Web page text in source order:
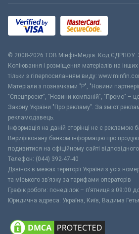
© 2008-2026 ТОВ МiнфiнМедiа. Код ЄДРПОУ:
Копіювання і розміщення матеріалів на
тільки з гіперпосиланням виду:
Матеріали з позначками "Р", "Новини
"Спецпроект", "Новини компаній", "Промо" –
Закону України "Про рекламу". За зміст
рекламодавець.
Інформація на даній сторінці не є рекламою
Верифіковану банком інформацію про
подивитися на офіційному сайті
Телефон: (044) 392-47-40
Дзвінок в межах території України з усіх
та міського зв’язку за тарифами операторів
Графік роботи: понеділок – п’ятниця з 09:00
Юридична адреса: Україна, Київ, Вадима